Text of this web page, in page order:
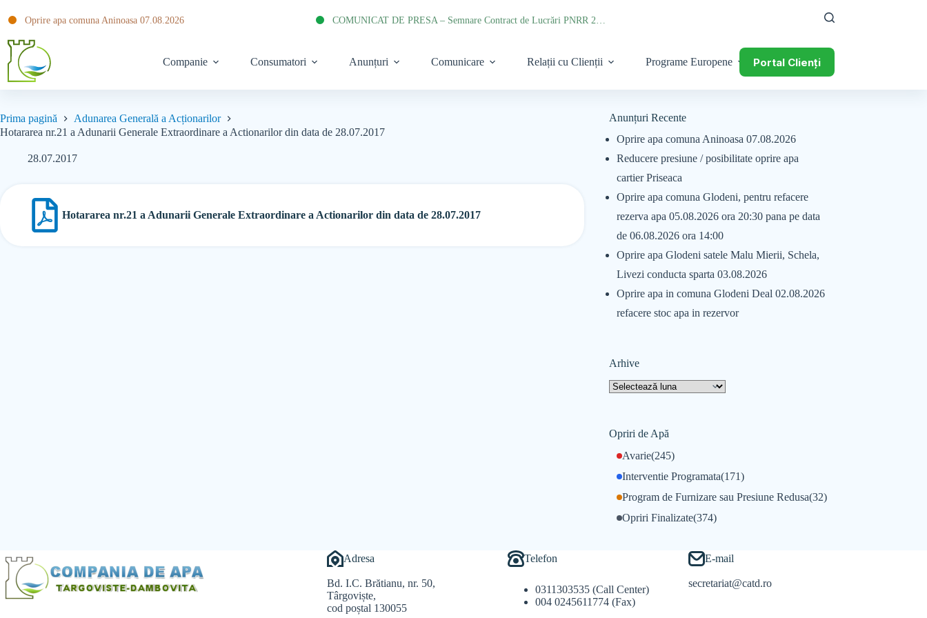
Oprire apa comuna Aninoasa 07.08.2026
Companie Consumatori Anunțuri Comunicare Relații cu Clienții Programe Europene Portal Clienți
Prima pagină
Adunarea Generală a Acționarilor
Hotararea nr.21 a Adunarii Generale Extraordinare a Actionarilor din data de 28.07.2017
28.07.2017
Hotararea nr.21 a Adunarii Generale Extraordinare a Actionarilor din data de 28.07.2017
Anunțuri Recente
Oprire apa comuna Aninoasa 07.08.2026
Reducere presiune / posibilitate oprire apa
cartier Priseaca
Oprire apa comuna Glodeni, pentru refacere
rezerva apa 05.08.2026 ora 20:30 pana pe data
de 06.08.2026 ora 14:00
Oprire apa Glodeni satele Malu Mierii, Schela,
Livezi conducta sparta 03.08.2026
Oprire apa in comuna Glodeni Deal 02.08.2026
refacere stoc apa in rezervor
Arhive
Opriri de Apă
Avarie(245)
Interventie Programata(171)
Opriri Finalizate(374)
Program de Furnizare sau Presiune Redusa(32)
Adresa
Bd. I.C. Brătianu, nr. 50,
Târgoviște,
cod poștal 130055
Telefon
0311303535 (Call Center)
004 0245611774 (Fax)
E-mail
secretariat@catd.ro